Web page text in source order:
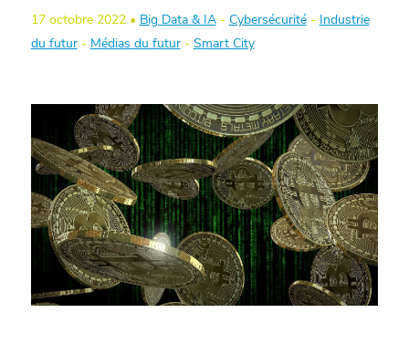
17 octobre 2022 • Big Data & IA- Cybersécurité- Industrie
du futur- Médias du futur- Smart City